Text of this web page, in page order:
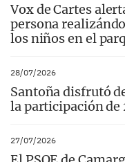
Vox de Cartes
persona
los niños en el
28/07/2026
Santoña disfrutó
la participación de
27/07/2026